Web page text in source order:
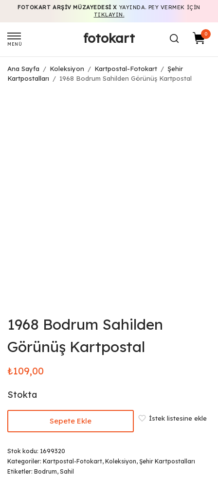
FOTOKART ARŞIV MÜZAYEDESI X YAYINDA. PEY VERMEK IÇIN
TIKLAYIN.
MENÜ fotokart 0
Ana Sayfa / Koleksiyon / Kartpostal-Fotokart / Şehir
Kartpostalları
/ 1968 Bodrum Sahilden Görünüş Kartpostal
1968 Bodrum Sahilden
Görünüş Kartpostal
₺109,00
Stokta
Sepete Ekle İstek listesine ekle
Stok kodu: 1699320
Kategoriler: Kartpostal-Fotokart, Koleksiyon, Şehir Kartpostalları
Etiketler: Bodrum, Sahil